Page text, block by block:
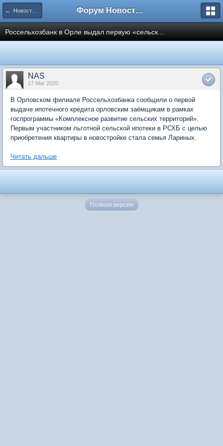
← Новости рынка недвижимости Форум Новостройки
Россельхозбанк в Орле выдал первую «сельск...
NAS
17 Mar 2020
В Орловском филиале Россельхозбанка сообщили о первой
выдаче ипотечного кредита орловским заёмщикам в рамках
госпрограммы «Комплексное развитие сельских территорий».
Первым участником льготной сельской ипотеки в РСХБ с целью
приобретения квартиры в новостройке стала семья Лариных.
Читать дальше
Полная версия